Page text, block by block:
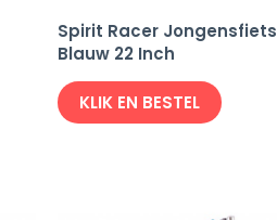
Spirit Racer Jongensfiets
Blauw 22 Inch
KLIK EN BESTEL